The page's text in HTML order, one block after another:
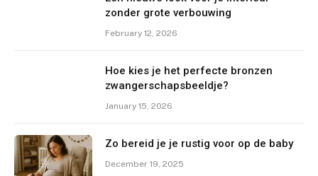
zonder grote verbouwing
February 12, 2026
Hoe kies je het perfecte bronzen
zwangerschapsbeeldje?
January 15, 2026
Zo bereid je je rustig voor op de baby
December 19, 2025